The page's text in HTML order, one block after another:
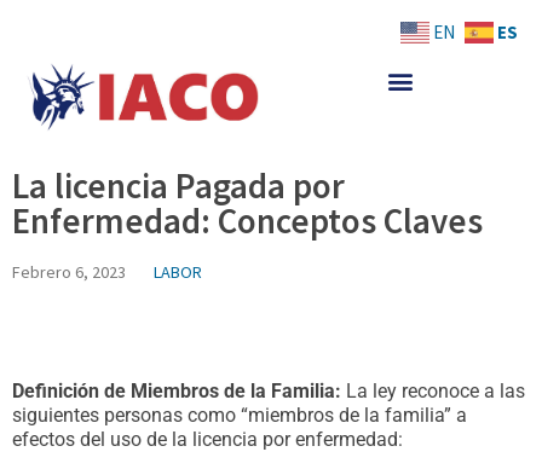
content
La licencia Pagada por
Enfermedad: Conceptos Claves
Febrero 6, 2023 LABOR
Definición de Miembros de la Familia: La ley reconoce a las
siguientes personas como “miembros de la familia” a
efectos del uso de la licencia por enfermedad:
EN ES